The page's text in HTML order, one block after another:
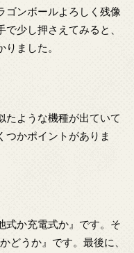
ゴンボールよろしく残像
少し押さえてみると、
ました。
たような機種が出ていて
つかポイントがありま
式か充電式か』です。そ
どうか』です。最後に、